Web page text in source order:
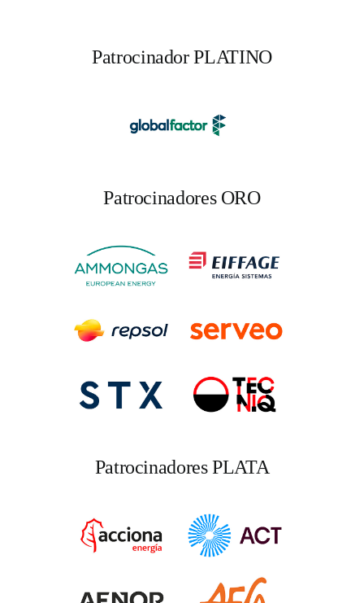
Patrocinador PLATINO
Patrocinadores ORO
Patrocinadores PLATA